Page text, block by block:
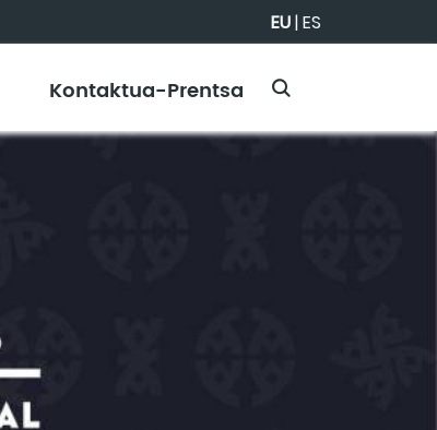
EU|ES
Kontaktua-Prentsa